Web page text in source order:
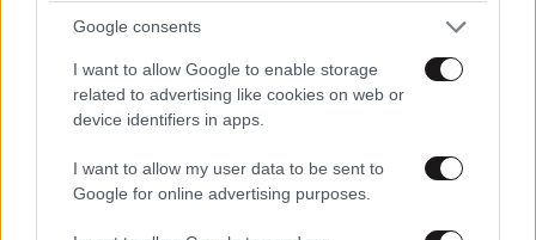
Google consents
I want to allow Google to enable storage
related to advertising like cookies on web or
device identifiers in apps.
I want to allow my user data to be sent to
Google for online advertising purposes.